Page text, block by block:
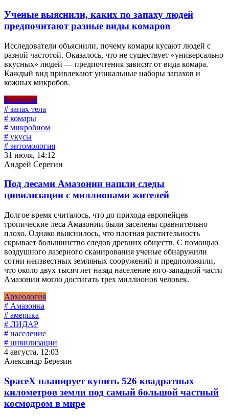
Ученые выяснили, каких по запаху людей
предпочитают разные виды комаров
Исследователи объяснили, почему комары кусают людей с
разной частотой. Оказалось, что не существует «универсально
вкусных» людей — предпочтения зависят от вида комара.
Каждый вид привлекают уникальные наборы запахов и
кожных микробов.
Биология
# запах тела
# комары
# микробиом
# укусы
# энтомология
31 июля, 14:12
Андрей Серегин
Под лесами Амазонии нашли следы
цивилизации с миллионами жителей
Долгое время считалось, что до прихода европейцев
тропические леса Амазонии были заселены сравнительно
плохо. Однако выяснилось, что плотная растительность
скрывает большинство следов древних обществ. С помощью
воздушного лазерного сканирования ученые обнаружили
сотни неизвестных земляных сооружений и предположили,
что около двух тысяч лет назад население юго-западной части
Амазонии могло достигать трех миллионов человек.
Археология
# Амазонка
# америка
# ЛИДАР
# население
# цивилизации
4 августа, 12:03
Александр Березин
SpaceX планирует купить 526 квадратных
километров земли под самый большой частный
космодром в мире